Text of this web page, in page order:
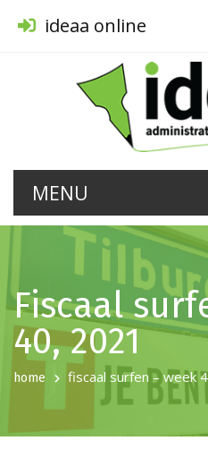
ideaa online
Fiscaal
40, 2021
home fiscaal surfen – week